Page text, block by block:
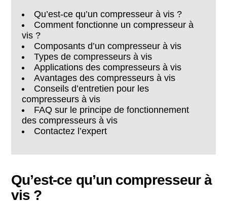
Qu’est-ce qu’un compresseur à vis ?
Comment fonctionne un compresseur à
vis ?
Composants d’un compresseur à vis
Types de compresseurs à vis
Applications des compresseurs à vis
Avantages des compresseurs à vis
Conseils d’entretien pour les
compresseurs à vis
FAQ sur le principe de fonctionnement
des compresseurs à vis
Contactez l’expert
Qu’est-ce qu’un compresseur à
vis ?